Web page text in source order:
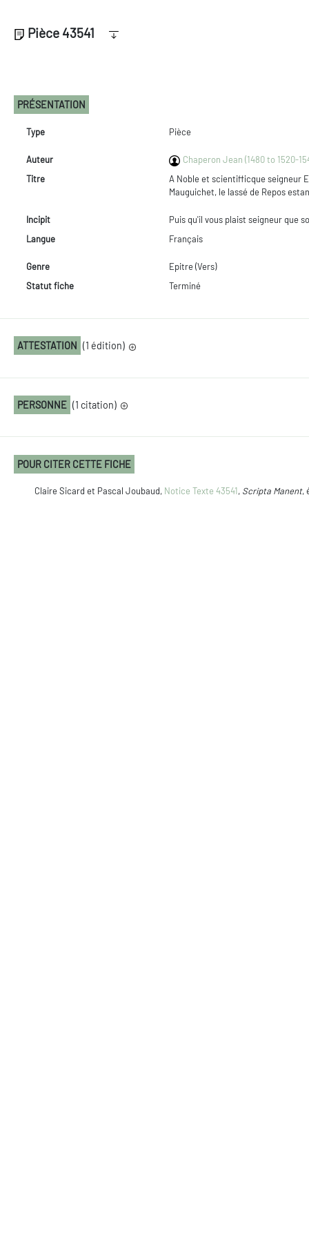
Pièce 43541
PRÉSENTATION
Type Pièce
Auteur
Chaperon Jean (1480 to 1520-
Titre
A Noble et scientifficque seigneur
Mauguichet, le lassé de Repos
Incipit
Puis qu'il vous plaist seigneur que
Langue
Français
Genre
Epitre (Vers)
Statut fiche
Terminé
ATTESTATION (1 édition)
PERSONNE (1 citation)
POUR CITER CETTE FICHE
Claire Sicard et Pascal Joubaud, Notice Texte 43541, Scripta Manent,